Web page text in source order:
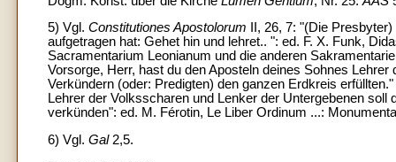
5) Vgl. Constitutiones Apostolorum
II, 26, 7: "(Die
aufgetragen hat: Gehet hin und lehret.. ": ed. F. X. Funk,
Sacramentarium Leonianum und die anderen
Vorsorge, Herr, hast du den Aposteln deines Sohnes
Verkündern (oder: Predigten) den ganzen Erdkreis
Lehrer der Volksscharen und Lenker der Untergebenen
verkünden": ed. M. Férotin, Le Liber Ordinum ...:
6) Vgl. Gal2,5.